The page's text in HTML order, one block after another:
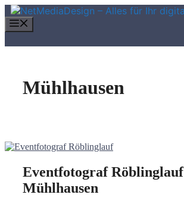
Zum
Inhalt
springen
Mühlhausen
Eventfotograf Röblinglauf
Mühlhausen